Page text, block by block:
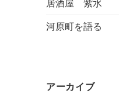
居酒屋 紫水
河原町を語る
アーカイブ